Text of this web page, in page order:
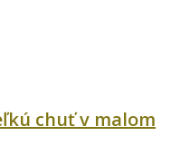
chuť v malom